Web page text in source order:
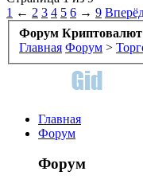
1 ← 2 3 4 5 6 → 9
Форум Криптовалют
Главная Форум >
Главная
Форум
Форум